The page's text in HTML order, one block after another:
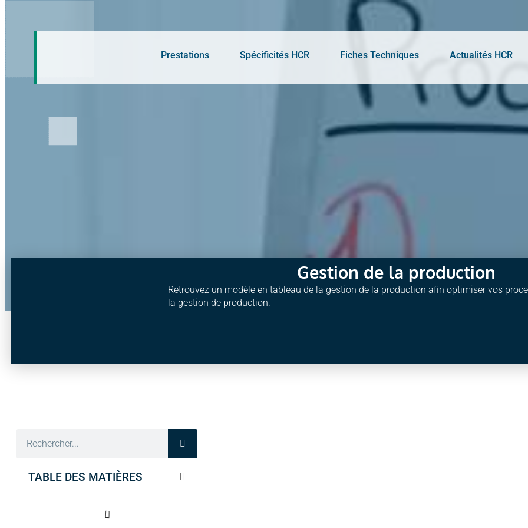
Prestations Spécificités HCR Fiches Techniques Actualités HCR
Gestion de la production
Retrouvez un modèle en tableau de la gestion de la production afin optimiser vos
la gestion de production.
TABLE DES MATIÈRES